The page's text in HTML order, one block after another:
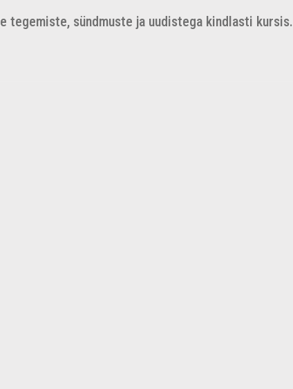
tegemiste, sündmuste ja uudistega kindlasti kursis.